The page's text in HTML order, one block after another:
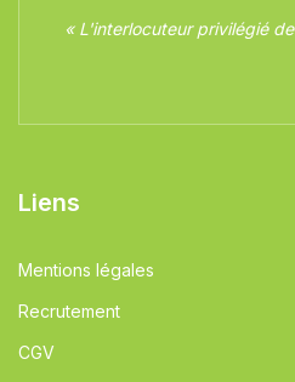
« L'interlocuteur privilégié
Liens
Mentions légales
Recrutement
CGV